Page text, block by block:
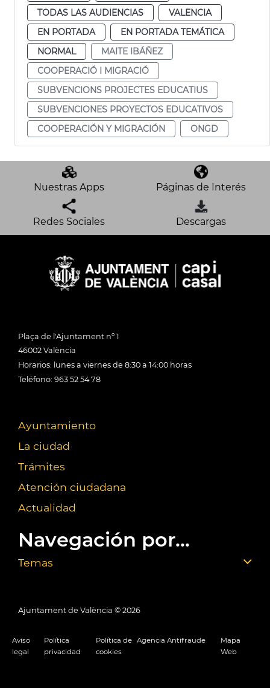
TODAS LAS AUDIENCIAS
VALENCIA
EN PORTADA
EN PORTADA TEMÁTICA
NORMAL
MAITE IBÁÑEZ
COOPERACIÓ I MIGRACIÓ
SUBVENCIONS PROJECTES EDUCATIUS
SUBVENCIONES PROYECTOS EDUCATIVOS
COOPERACIÓN Y MIGRACIÓN
ONGD
Nuestras Apps Páginas de Interés
Redes Sociales Descargas
Plaça de l'Ajuntament nº 1
46002 València
Horarios: lunes a viernes de 8:30 a 14:00 horas
Teléfono: 963 52 54 78
Ayuntamiento
La ciudad
Trámites
Atención ciudadana
Actualidad
Navegación por...
Temas
Ajuntament de València © 2026
Aviso
legal
Política
privacidad
Política de
cookies
Agencia Antifraude
Mapa
Web